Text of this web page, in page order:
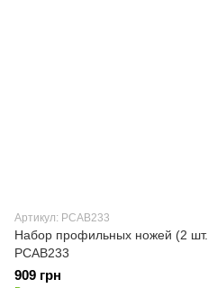
Артикул: PCAB233
Набор профильных ножей (2
PCAB233
909 грн